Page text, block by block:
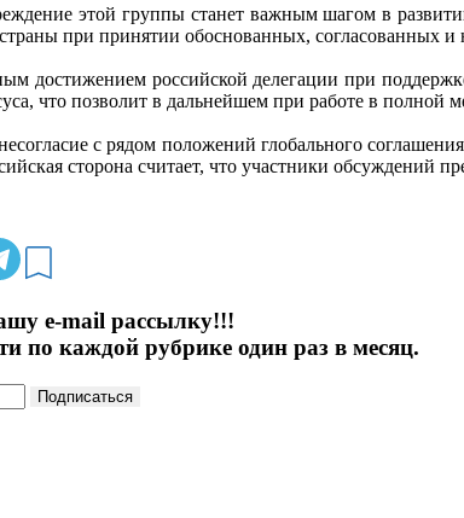
этой группы станет важным шагом в
при принятии обоснованных, согласованных
достижением российской делегации при
что позволит в дальнейшем при работе в полной
с рядом положений глобального
сторона считает, что участники обсуждений
e-mail рассылку!!!
по каждой рубрике один раз в месяц.
Подписаться